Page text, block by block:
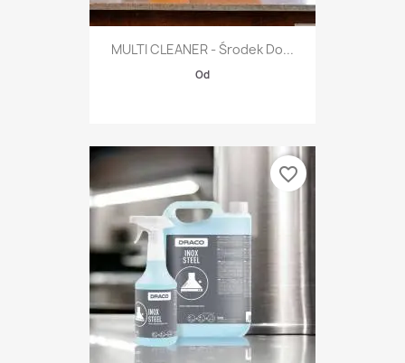
MULTI CLEANER - Środek Do...
Od
favorite_border